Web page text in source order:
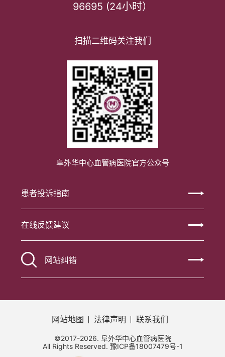
96695 (24小时）
扫描二维码关注我们
阜外华中心血管病医院官方公众号
患者投诉指南
在线反馈建议
网站纠错
网站地图 法律声明 联系我们
©2017-2026. 阜外华中心血管病医院
All Rights Reserved. 豫ICP备18007479号-1